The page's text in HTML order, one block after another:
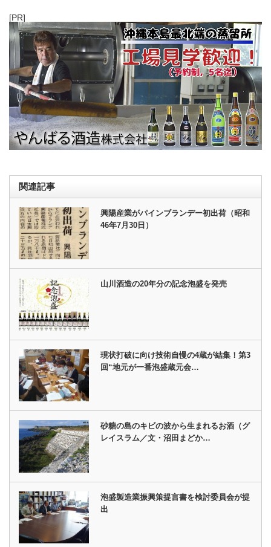
[PR]
関連記事
興陽産業がパインブランデー初出荷（昭和
46年7月30日）
山川酒造の20年分の記念泡盛を発売
現状打破に向け技術自慢の4蔵が結集！第3
回“地元が一番泡盛蔵元会…
砂糖の島のキビの波から生まれるお酒（グ
レイスラム／文・沼田まどか…
泡盛製造業振興策提言書を検討委員会が提
出